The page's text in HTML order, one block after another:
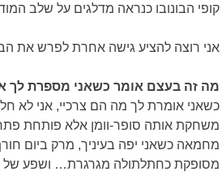
קופי הבונובו כנראה מדלגים על שלב
אני רוצה להציע גישה אחרת לפרש את
מה זה בעצם אומר כשאני מספרת לך
כשאני אומרת לך מה הם צרכיי, אני לא
משחקת אותה סופר-וומן אלא פותחת
מחמאה כשאני יפה בעיניך, מרק ביום
מסופקת כחתלתולה מגרגרת… ושפע של